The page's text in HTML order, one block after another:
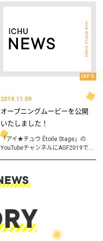
INFO
2019.11.09
オープニングムービーを公開
いたしました！
「アイ★チュウ Étoile Stage」の
YouTubeチャンネルにAGF2019で...